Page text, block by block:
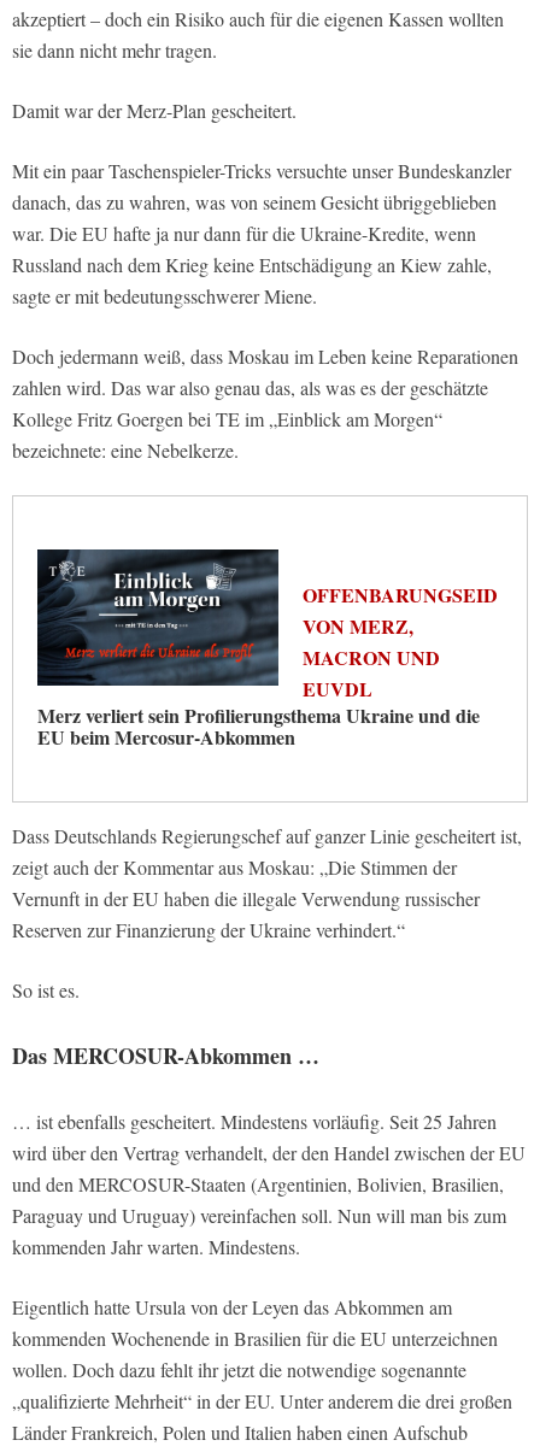
akzeptiert – doch ein Risiko auch für die eigenen Kassen wollten
sie dann nicht mehr tragen.
Damit war der Merz-Plan gescheitert.
Mit ein paar Taschenspieler-Tricks versuchte unser Bundeskanzler
danach, das zu wahren, was von seinem Gesicht übriggeblieben
war. Die EU hafte ja nur dann für die Ukraine-Kredite, wenn
Russland nach dem Krieg keine Entschädigung an Kiew zahle,
sagte er mit bedeutungsschwerer Miene.
Doch jedermann weiß, dass Moskau im Leben keine Reparationen
zahlen wird. Das war also genau das, als was es der geschätzte
Kollege Fritz Goergen bei TE im „Einblick am Morgen“
bezeichnete: eine Nebelkerze.
OFFENBARUNGSEID
VON MERZ,
MACRON UND
EUVDL
Merz verliert sein Profilierungsthema Ukraine und die
EU beim Mercosur-Abkommen
Dass Deutschlands Regierungschef auf ganzer Linie gescheitert ist,
zeigt auch der Kommentar aus Moskau: „Die Stimmen der
Vernunft in der EU haben die illegale Verwendung russischer
Reserven zur Finanzierung der Ukraine verhindert.“
So ist es.
Das MERCOSUR-Abkommen …
… ist ebenfalls gescheitert. Mindestens vorläufig. Seit 25 Jahren
wird über den Vertrag verhandelt, der den Handel zwischen der EU
und den MERCOSUR-Staaten (Argentinien, Bolivien, Brasilien,
Paraguay und Uruguay) vereinfachen soll. Nun will man bis zum
kommenden Jahr warten. Mindestens.
Eigentlich hatte Ursula von der Leyen das Abkommen am
kommenden Wochenende in Brasilien für die EU unterzeichnen
wollen. Doch dazu fehlt ihr jetzt die notwendige sogenannte
„qualifizierte Mehrheit“ in der EU. Unter anderem die drei großen
Länder Frankreich, Polen und Italien haben einen Aufschub